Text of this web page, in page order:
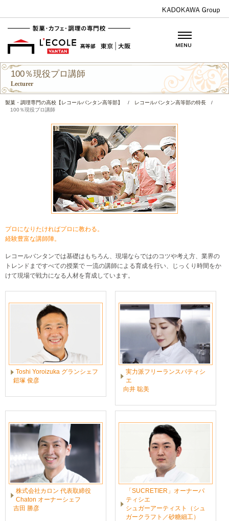
100％現役プロ講師
Lecturer
製菓・調理専門の高校【レコールバンタン高等部】 / レコールバンタン高等部の特長
/
100％現役プロ講師
プロになりたければプロに教わる。
経験豊富な講師陣。
レコールバンタンでは基礎はもちろん、現場ならではのコツや考え方、業界の
トレンドまですべての授業で 一流の講師による育成を行い、じっくり時間をか
けて現場で戦力になる人材を育成しています。
Toshi Yoroizuka グランシェフ
鎧塚 俊彦
実力派フリーランスパティシ
エ
向井 聡美
株式会社カロン 代表取締役
Chaton オーナーシェフ
吉田 勝彦
「SUCRETIER」オーナーパ
ティシエ
シュガーアーティスト（シュ
ガークラフト／砂糖細工）